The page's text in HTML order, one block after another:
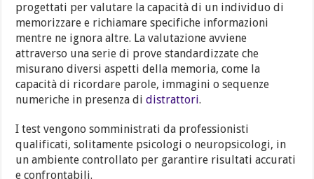
progettati per valutare la capacità di un individuo di
memorizzare e richiamare specifiche informazioni
mentre ne ignora altre. La valutazione avviene
attraverso una serie di prove standardizzate che
misurano diversi aspetti della memoria, come la
capacità di ricordare parole, immagini o sequenze
numeriche in presenza didistrattori.
I test vengono somministrati da professionisti
qualificati, solitamente psicologi o neuropsicologi, in
un ambiente controllato per garantire risultati accurati
e confrontabili.